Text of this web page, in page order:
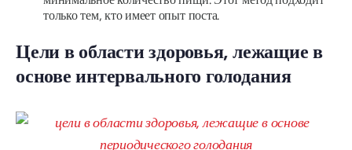
только тем, кто имеет опыт поста.
Цели в области здоровья, лежащие в
основе интервального голодания